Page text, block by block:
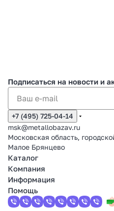
Подписаться на новости и
+7 (495) 725-04-14
msk@metallobazav.ru
Московская область,
Малое Брянцево
Каталог
Компания
Информация
Помощь